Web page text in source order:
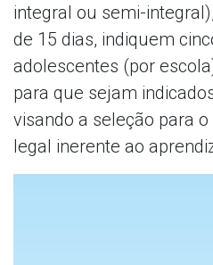
integral ou semi-
de 15 dias, indiquem
adolescentes (por
para que sejam
visando a seleção para
legal inerente ao